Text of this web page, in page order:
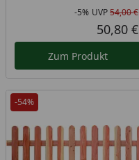
-5% UVP54,00 €
50,80 €
Zum Produkt
-54%